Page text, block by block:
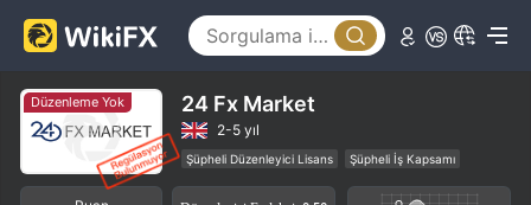
Düzenleme Yok 24 Fx Market
2-5 yıl
Şüpheli Düzenleyici Lisans
Şüpheli İş Kapsamı
Yüksek düzeyde potansiyel risk
0
5
6
7
8
2
3
4
5